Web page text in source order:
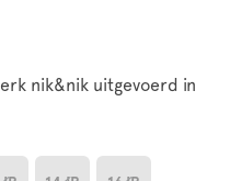
nik&nik uitgevoerd in